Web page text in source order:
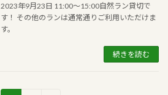
2023年9月23日 11:00〜15:00自然ラン貸切で
す！ その他のランは通常通りご利用いただけま
す。
続きを読む